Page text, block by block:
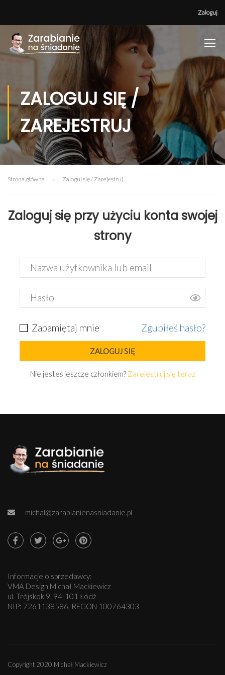
Zaloguj
ZALOGUJ SIĘ /
ZAREJESTRUJ
Strona główna Zaloguj się / Zarejestruj
Zaloguj się przy użyciu konta swojej
strony
Zgubiłeś hasło?
Zapamiętaj mnie
Nie jesteś jeszcze członkiem? Zarejestruj się teraz
michal@zarabianienasniadanie.pl
Informacje o sprzedawcy:
VMA Design Michał Mackiewicz
ul. Trójskok 9, 94-101 Łódź
NIP: 7261138586, REGON 100764303
Copyright 2020 Michał Mackiewicz